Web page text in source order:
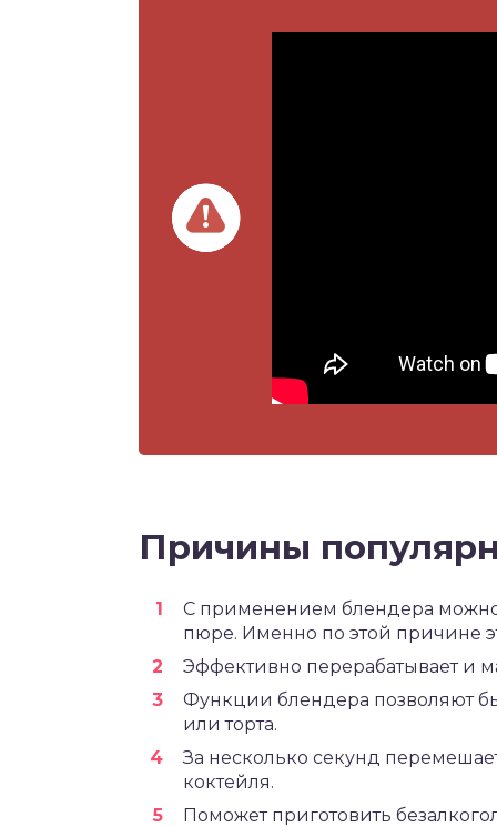
Причины
С применением блендера можно
пюре. Именно по этой причине
Эффективно перерабатывает и
Функции блендера позволяют
или торта.
За несколько секунд
коктейля.
Поможет приготовить